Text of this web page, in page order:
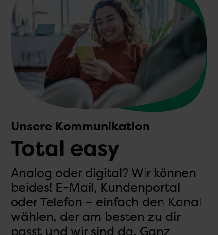
Unsere Kommunikation
Total easy
Analog oder digital? Wir können
beides! E-Mail, Kundenportal
oder Telefon – einfach den Kanal
wählen, der am besten zu dir